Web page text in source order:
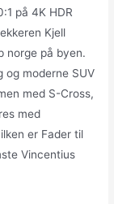
på 4K HDR
Kjell
norge på byen.
og moderne SUV
med S-Cross,
med
er Fader til
Vincentius